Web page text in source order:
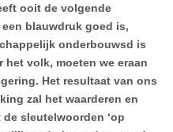
ooit de volgende
blauwdruk goed is,
onderbouwsd is
volk, moeten we eraan
Het resultaat van ons
zal het waarderen en
sleutelwoorden ‘op